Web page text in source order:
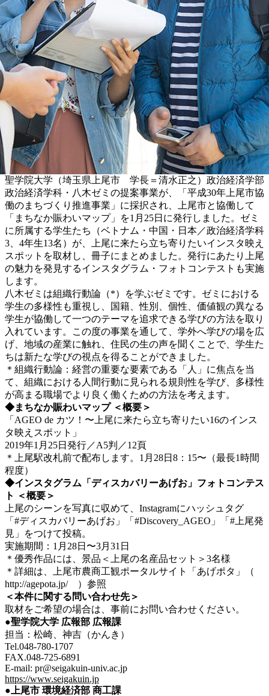
聖学院大学（埼玉県上尾市 学長＝清水正之）政治経済学部
政治経済学科・八木ゼミの提案事業が、「平成30年上尾市協
働のまちづくり推進事業」に採択され、上尾市と協働して
「まちなか賑わいマップ」を1月25日に発行しました。ゼミ
に所属する学生たち（ベトナム・中国・日本／政治経済学科
3、4年生13名）が、上尾に来たら立ち寄りたいインスタ映え
スポットを取材し、冊子にまとめました。発行にあたり上尾
の魅力を発見するインスタグラム・フォトコンテストも実施
します。
八木ゼミは組織行動論（*）を学ぶゼミです。ゼミにおける
学生の多様性も重視し、国籍、性別、個性、価値観の異なる
学生が協働して一つのテーマを追求できる学びの方法を取り
入れています。この度の事業を通して、学外へ学びの場を広
げ、地域の産業に触れ、住民の生の声を聞くことで、学生た
ちは新たな学びの視点を得ることができました。
＊組織行動論：経営の重要な要素である「人」に焦点を当
て、組織における人間行動に見られる規則性を学び、多様性
が高まる職場でより良く働くための方法を考えます。
◆まちなか賑わいマップ ＜概要＞
「AGEO de カツ！〜上尾に来たら立ち寄りたい16のインス
タ映えスポット」
2019年1月25日発行／A5判／12頁
＊上尾駅改札前で配布します。1月28日8：15〜（最長1時間
程度）
◆インスタグラム「ディスカバリーあげお」フォトコンテス
ト ＜概要＞
上尾のシーンを写真に収めて、Instagramにハッシュタグ
「#ディスカバリーあげお」「#Discovery_AGEO」「#上尾発
見」をつけて投稿。
実施期間：1月28日〜3月31日
＊優秀作品には、景品＜上尾の名産品セット＞3名様
＊詳細は、上尾市農商工観ポータルサイト「あげポタ」（
http://agepota.jp/ ）参照
＜本件に関する問い合わせ先＞
取材をご希望の場合は、事前にお問い合わせください。
●聖学院大学 広報部 広報課
担当：松崎、神吉（かんき）
Tel.048-780-1707
FAX.048-725-6891
E-mail: pr@seigakuin-univ.ac.jp
https://www.seigakuin.jp
● 上尾市 環境経済部 商工課